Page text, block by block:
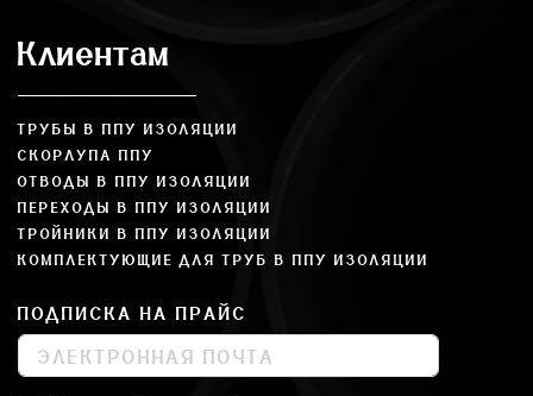
Клиентам
ТРУБЫ В ППУ ИЗОЛЯЦИИ
СКОРЛУПА ППУ
ОТВОДЫ В ППУ ИЗОЛЯЦИИ
ПЕРЕХОДЫ В ППУ ИЗОЛЯЦИИ
ТРОЙНИКИ В ППУ ИЗОЛЯЦИИ
КОМПЛЕКТУЮЩИЕ ДЛЯ ТРУБ В ППУ ИЗОЛЯЦИИ
ПОДПИСКА НА ПРАЙС